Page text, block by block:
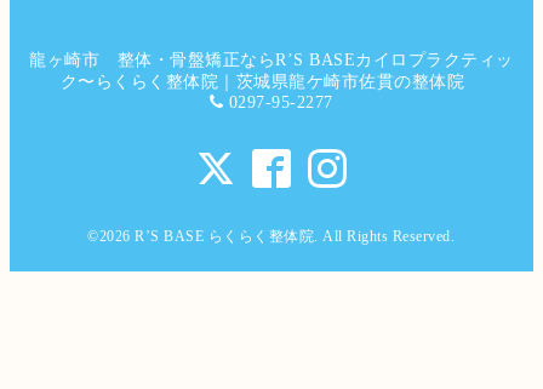
龍ヶ崎市 整体・骨盤矯正ならR’S BASEカイロプラクティッ
ク〜らくらく整体院｜茨城県龍ケ崎市佐貫の整体院
0297-95-2277
©2026R’S BASE らくらく整体院. All Rights Reserved.